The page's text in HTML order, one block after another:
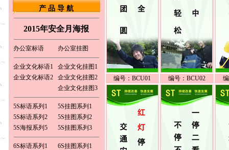
室、会议室、会客厅、培训教室、仓
库、饭堂、过道走廊等场所. 订购方
式： 珠江三角洲地区（广州、深圳、
佛山、珠海、东莞、中山、惠州、江
门、肇庆）以及汕头、湛江市、茂名
市、河源市、阳江市、清远市、揭阳
市可以委托快递公司送货上门代收货
款，外省的客户须使用银行汇款，汇
请把汇款凭证及订购单传真至我司，
我司收到传真后将在当天内将您订购
的产品寄出，珠江三角洲地区一天可
以到货，外省城市地区如（上海 浙江
杭州 宁波 温州 天津 福建 福州市 厦门
市 江苏省 南京市 无锡市 徐州市 常州
市 苏州市 山东省 济南市 青岛市 河南
郑州，洛阳 湖北 武汉市 湖南 长沙市
西安 昆明 贵阳 成都 青海 兰州 江西
南昌）3-4天可以到货。
订 购 热 线：
0769-82286226 13922515848
产 品 导 航
2015年安全月海报
办公室标语 办公室挂图
企业文化标语1
企业文化挂图1
企业文化标语2
企业文化挂图2
企业文化挂图3
5S标语系列1
5S挂图系列1
5S标语系列2
5S挂图系列2
5S海报系列5
5S挂图系列3
6S标语系列1
6S挂图系列1
编号：BCU01 编号：BCU02